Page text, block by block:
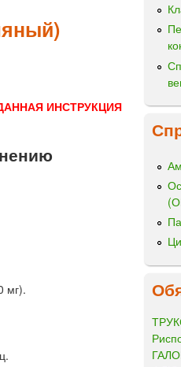
ИНСТРУКЦИЯ
мг).